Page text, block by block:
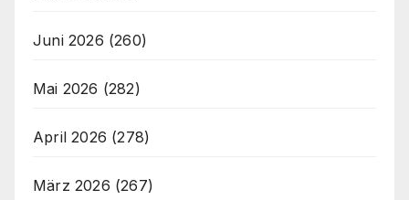
Juni 2026 (260)
Mai 2026 (282)
April 2026 (278)
März 2026 (267)